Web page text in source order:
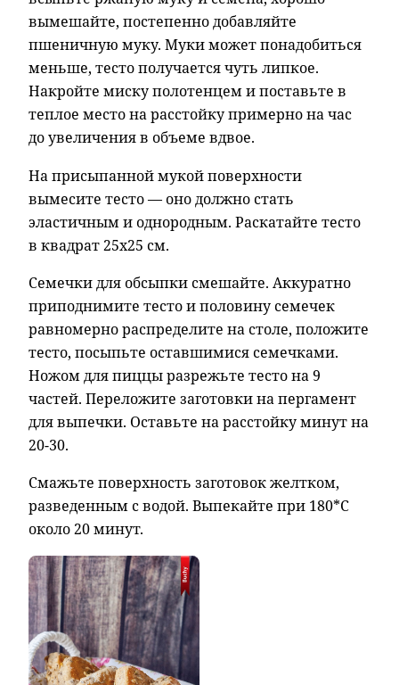
вымешайте, постепенно добавляйте
пшеничную муку. Муки может понадобиться
меньше, тесто получается чуть липкое.
Накройте миску полотенцем и поставьте в
теплое место на расстойку примерно на час
до увеличения в объеме вдвое.
На присыпанной мукой поверхности
вымесите тесто — оно должно стать
эластичным и однородным. Раскатайте тесто
в квадрат 25х25 см.
Семечки для обсыпки смешайте. Аккуратно
приподнимите тесто и половину семечек
равномерно распределите на столе, положите
тесто, посыпьте оставшимися семечками.
Ножом для пиццы разрежьте тесто на 9
частей. Переложите заготовки на пергамент
для выпечки. Оставьте на расстойку минут на
20-30.
Смажьте поверхность заготовок желтком,
разведенным с водой. Выпекайте при 180*С
около 20 минут.